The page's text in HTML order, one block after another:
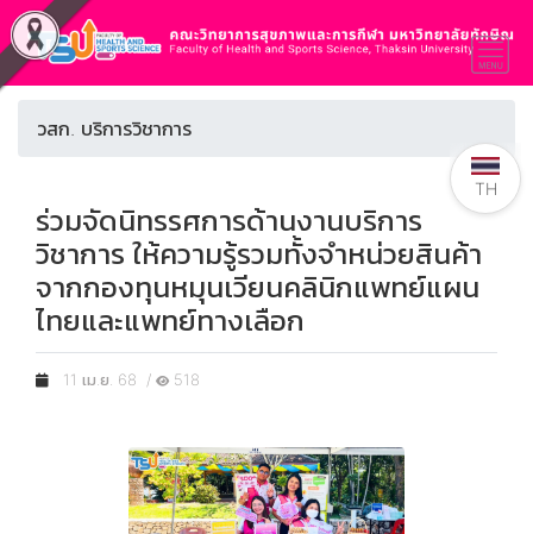
วสก. บริการวิชาการ
ร่วมจัดนิทรรศการด้านงานบริการ
วิชาการ ให้ความรู้รวมทั้งจำหน่วยสินค้า
จากกองทุนหมุนเวียนคลินิกแพทย์แผน
ไทยและแพทย์ทางเลือก
11 เม.ย. 68 / 518
TH